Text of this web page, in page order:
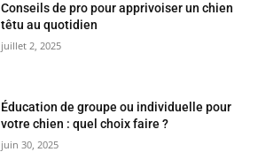
Conseils de pro pour apprivoiser un chien
têtu au quotidien
juillet 2, 2025
Éducation de groupe ou individuelle pour
votre chien : quel choix faire ?
juin 30, 2025